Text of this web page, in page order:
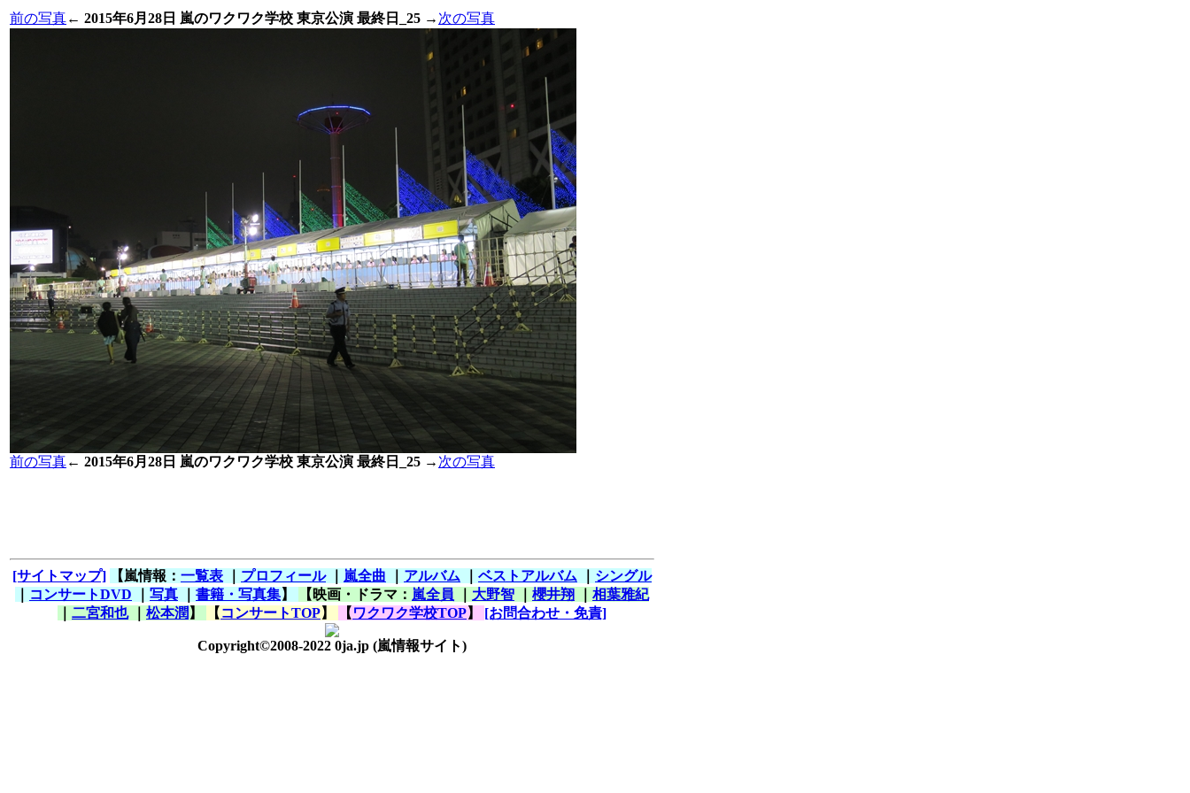
前の写真← 2015年6月28日 嵐のワクワク学校 東京公演 最終日_25 → 次の写真
前の写真← 2015年6月28日 嵐のワクワク学校 東京公演 最終日_25 → 次の写真
[サイトマップ] 【嵐情報： 一覧表 プロフィール｜ 嵐全曲 アルバム ベストアルバム
シングル
コンサートDVD 写真 書籍・写真集】 【映画・ドラマ： 嵐全員 大野智 櫻井翔
相葉雅紀
二宮和也｜ 松本潤 】 【 コンサートTOP】 【 ワクワク学校TOP】 [お問合わせ・免責]
Copyright©2008-2022 0ja.jp (嵐情報サイト)